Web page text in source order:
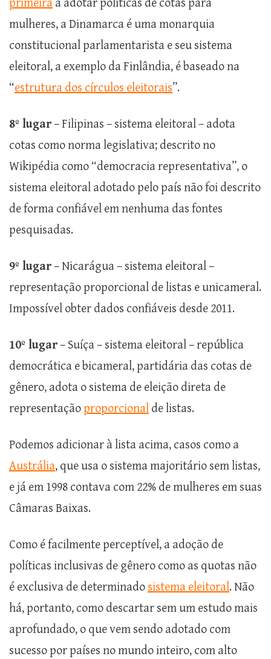
primeira a adotar políticas de cotas para
mulheres, a Dinamarca é uma monarquia
constitucional parlamentarista e seu sistema
eleitoral, a exemplo da Finlândia, é baseado na
“estrutura dos círculos eleitorais”.
8º lugar– Filipinas – sistema eleitoral – adota
cotas como norma legislativa; descrito no
Wikipédia como “democracia representativa”, o
sistema eleitoral adotado pelo país não foi descrito
de forma confiável em nenhuma das fontes
pesquisadas.
9º lugar– Nicarágua – sistema eleitoral –
representação proporcional de listas e unicameral.
Impossível obter dados confiáveis desde 2011.
10º lugar– Suíça – sistema eleitoral – república
democrática e bicameral, partidária das cotas de
gênero, adota o sistema de eleição direta de
representaçãoproporcional de listas.
Podemos adicionar à lista acima, casos como a
Austrália, que usa o sistema majoritário sem listas,
e já em 1998 contava com 22% de mulheres em suas
Câmaras Baixas.
Como é facilmente perceptível, a adoção de
políticas inclusivas de gênero como as quotas não
é exclusiva de determinado sistema eleitoral. Não
há, portanto, como descartar sem um estudo mais
aprofundado, o que vem sendo adotado com
sucesso por países no mundo inteiro, com alto